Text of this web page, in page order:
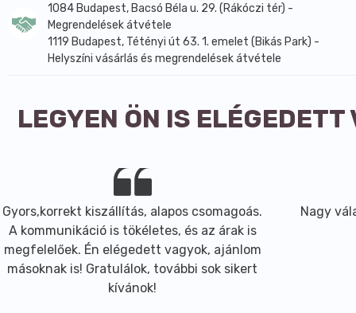
1084 Budapest, Bacsó Béla u. 29. (Rákóczi tér) -
Megrendelések átvétele
1119 Budapest, Tétényi út 63. 1. emelet (Bikás Park) -
Helyszíni vásárlás és megrendelések átvétele
LEGYEN ÖN IS
Gyors,korrekt kiszállítás, alapos csomagoás.
A kommunikáció is tökéletes, és az árak is
megfelelőek. Én elégedett vagyok, ajánlom
másoknak is! Gratulálok, további sok sikert
kívánok!
Nagy